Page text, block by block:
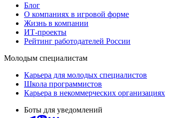
Блог
О компаниях в игровой форме
Жизнь в компании
ИТ-проекты
Рейтинг работодателей России
Молодым специалистам
Карьера для молодых специалистов
Школа программистов
Карьера в некоммерческих организациях
Боты для уведомлений